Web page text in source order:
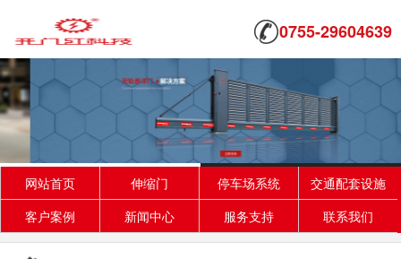
0755-29604639
网站首页 伸缩门 停车场系统
交通配套设施
客户案例
新闻中心 服务支持 联系我们